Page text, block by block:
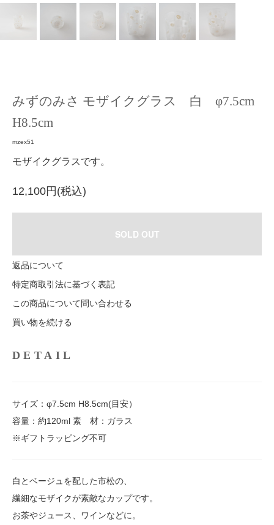
みずのみさ モザイクグラス 白 φ7.5cm
H8.5cm
mzex51
モザイクグラスです。
12,100円(税込)
SOLD OUT
返品について
特定商取引法に基づく表記
この商品について問い合わせる
買い物を続ける
DETAIL
サイズ：φ7.5cm H8.5cm(目安）
容量：約120ml 素 材：ガラス
※ギフトラッピング不可
白とベージュを配した市松の、
繊細なモザイクが素敵なカップです。
お茶やジュース、ワインなどに。